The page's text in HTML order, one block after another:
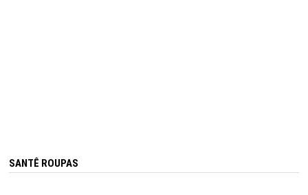
SANTÊ ROUPAS